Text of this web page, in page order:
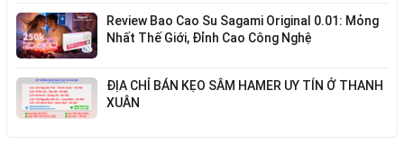
Review Bao Cao Su Sagami Original 0.01: Mỏng
Nhất Thế Giới, Đỉnh Cao Công Nghệ
ĐỊA CHỈ BÁN KẸO SÂM HAMER UY TÍN Ở THANH
XUÂN